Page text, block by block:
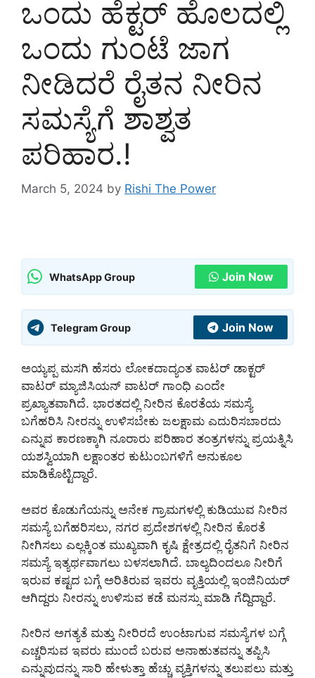
ಒಂದು ಹೆಕ್ಟರ್ ಹೊಲದಲ್ಲಿ
ಒಂದು ಗುಂಟೆ ಜಾಗ
ನೀಡಿದರೆ ರೈತನ ನೀರಿನ
ಸಮಸ್ಯೆಗೆ ಶಾಶ್ವತ
ಪರಿಹಾರ.!
March 5, 2024 by Rishi The Power
WhatsApp Group Join Now
Telegram Group Join Now
ಅಯ್ಯಪ್ಪ ಮಸಗಿ ಹೆಸರು ಲೋಕದಾದ್ಯಂತ ವಾಟರ್ ಡಾಕ್ಟರ್
ವಾಟರ್ ಮ್ಯಾಜಿಸಿಯನ್ ವಾಟರ್ ಗಾಂಧಿ ಎಂದೇ
ಪ್ರಖ್ಯಾತವಾಗಿದೆ. ಭಾರತದಲ್ಲಿ ನೀರಿನ ಕೊರತೆಯ ಸಮಸ್ಯೆ
ಬಗೆಹರಿಸಿ ನೀರನ್ನು ಉಳಿಸಬೇಕು ಜಲಕ್ಷಾಮ ಎದುರಿಸಬಾರದು
ಎನ್ನುವ ಕಾರಣಕ್ಕಾಗಿ ನೂರಾರು ಪರಿಹಾರ ತಂತ್ರಗಳನ್ನು ಪ್ರಯತ್ನಿಸಿ
ಯಶಸ್ವಿಯಾಗಿ ಲಕ್ಷಾಂತರ ಕುಟುಂಬಗಳಿಗೆ ಅನುಕೂಲ
ಮಾಡಿಕೊಟ್ಟಿದ್ದಾರೆ.
ಅವರ ಕೊಡುಗೆಯನ್ನು ಅನೇಕ ಗ್ರಾಮಗಳಲ್ಲಿ ಕುಡಿಯುವ ನೀರಿನ
ಸಮಸ್ಯೆ ಬಗೆಹರಿಸಲು, ನಗರ ಪ್ರದೇಶಗಳಲ್ಲಿ ನೀರಿನ ಕೊರತೆ
ನೀಗಿಸಲು ಎಲ್ಲಕ್ಕಿಂತ ಮುಖ್ಯವಾಗಿ ಕೃಷಿ ಕ್ಷೇತ್ರದಲ್ಲಿ ರೈತನಿಗೆ ನೀರಿನ
ಸಮಸ್ಯೆ ಇತ್ಯರ್ಥವಾಗಲು ಬಳಸಲಾಗಿದೆ. ಬಾಲ್ಯದಿಂದಲೂ ನೀರಿಗೆ
ಇರುವ ಕಷ್ಟದ ಬಗ್ಗೆ ಅರಿತಿರುವ ಇವರು ವೃತ್ತಿಯಲ್ಲಿ ಇಂಜಿನಿಯರ್
ಆಗಿದ್ದರು ನೀರನ್ನು ಉಳಿಸುವ ಕಡೆ ಮನಸ್ಸು ಮಾಡಿ ಗೆದ್ದಿದ್ದಾರೆ.
ನೀರಿನ ಅಗತ್ಯತೆ ಮತ್ತು ನೀರಿರದೆ ಉಂಟಾಗುವ ಸಮಸ್ಯೆಗಳ ಬಗ್ಗೆ
ಎಚ್ಚರಿಸುವ ಇವರು ಮುಂದೆ ಬರುವ ಅನಾಹುತವನ್ನು ತಪ್ಪಿಸಿ
ಎನ್ನುವುದನ್ನು ಸಾರಿ ಹೇಳುತ್ತಾ ಹೆಚ್ಚು ವ್ಯಕ್ತಿಗಳನ್ನು ತಲುಪಲು ಮತ್ತು